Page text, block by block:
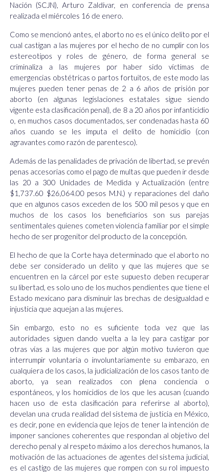
Nación (SCJN), Arturo Zaldívar, en conferencia de prensa
realizada el miércoles 16 de enero.
Como se mencionó antes, el aborto no es el único delito por el
cual castigan a las mujeres por el hecho de no cumplir con los
estereotipos y roles de género, de forma general se
criminaliza a las mujeres por haber sido víctimas de
emergencias obstétricas o partos fortuitos, de este modo las
mujeres pueden tener penas de 2 a 6 años de prisión por
aborto (en algunas legislaciones estatales sigue siendo
vigente esta clasificación penal), de 8 a 20 años por infanticidio
o, en muchos casos documentados, ser condenadas hasta 60
años cuando se les imputa el delito de homicidio (con
agravantes como razón de parentesco).
Además de las penalidades de privación de libertad, se prevén
penas accesorias como el pago de multas que pueden ir desde
las 20 a 300 Unidades de Medida y Actualización (entre
$1,737.60 $26,064.00 pesos M.N.) y reparaciones del daño
que en algunos casos exceden de los 500 mil pesos y que en
muchos de los casos los beneficiarios son sus parejas
sentimentales quienes cometen violencia familiar por el simple
hecho de ser progenitor del producto de la concepción.
El hecho de que la Corte haya determinado que el aborto no
debe ser considerado un delito y que las mujeres que se
encuentren en la cárcel por este supuesto deben recuperar
su libertad, es solo uno de los muchos pendientes que tiene el
Estado mexicano para disminuir las brechas de desigualdad e
injusticia que aquejan a las mujeres.
Sin embargo, esto no es suficiente toda vez que las
autoridades siguen dando vuelta a la ley para castigar por
otras vías a las mujeres que por algún motivo tuvieron que
interrumpir voluntaria o involuntariamente su embarazo, en
cualquiera de los casos, la judicialización de los casos tanto de
aborto, ya sean realizados con plena conciencia o
espontáneos, y los homicidios de los que les acusan (cuando
hacen uso de esta clasificación para referirse al aborto),
develan una cruda realidad del sistema de justicia en México,
es decir, pone en evidencia que lejos de tener la intención de
imponer sanciones coherentes que respondan al objetivo del
derecho penal y al respeto máximo a los derechos humanos, la
motivación de las actuaciones de agentes del sistema judicial,
es el castigo de las mujeres que rompen con su rol impuesto